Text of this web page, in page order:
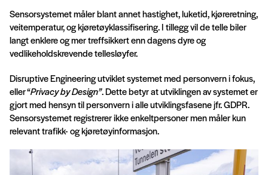
Sensorsystemet måler blant annet hastighet, luketid, kjøreretning,
veitemperatur, og kjøretøyklassifisering. I tillegg vil de telle biler
langt enklere og mer treffsikkert enn dagens dyre og
vedlikeholdskrevende tellesløyfer.
Disruptive Engineering utviklet systemet med personvern i fokus,
eller “Privacy by Design”. Dette betyr at utviklingen av systemet er
gjort med hensyn til personvern i alle utviklingsfasene jfr. GDPR.
Sensorsystemet registrerer ikke enkeltpersoner men måler kun
relevant trafikk- og kjøretøyinformasjon.